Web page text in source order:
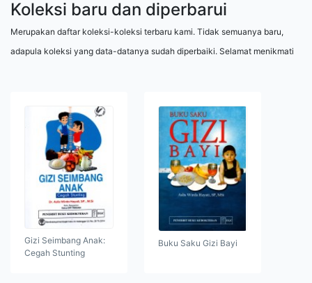
Koleksi baru dan diperbarui
Merupakan daftar koleksi-koleksi terbaru kami. Tidak semuanya baru,
adapula koleksi yang data-datanya sudah diperbaiki. Selamat menikmati
Gizi Seimbang Anak:
Cegah Stunting
Buku Saku Gizi Bayi